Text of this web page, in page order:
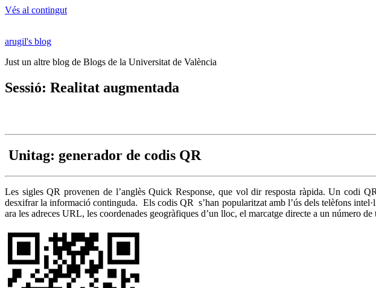
Vés al contingut
arugil's blog
Just un altre blog de Blogs de la Universitat de València
Sessió: Realitat augmentada
Unitag: generador de codis QR
Les sigles QR provenen de l’anglès Quick Response, que vol dir resposta ràpida. Un codi
desxifrar la informació continguda. Els codis QR s’han popularitzat amb l’ús dels telèfons
ara les adreces URL, les coordenades geogràfiques d’un lloc, el marcatge directe a un número